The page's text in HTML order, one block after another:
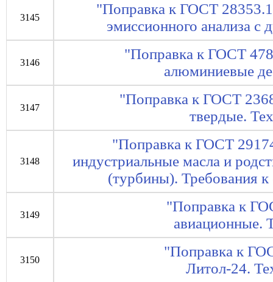
3145
"Поправка к ГОСТ
эмиссионного анализа с
3146
"Поправка к ГОСТ
алюминиевые
3147
"Поправка к ГОСТ
твердые.
3148
"Поправка к ГОСТ
индустриальные масла и
(турбины). Требования
3149
"Поправка к
авиационные.
3150
"Поправка к
Литол-24.